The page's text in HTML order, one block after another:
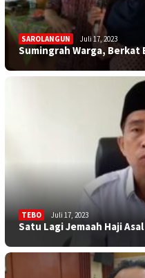
SAROLANGUN Juli 17, 2023
Sumingrah Warga, Berkat
TEBO Juli 17, 2023
Satu Lagi Jemaah Haji